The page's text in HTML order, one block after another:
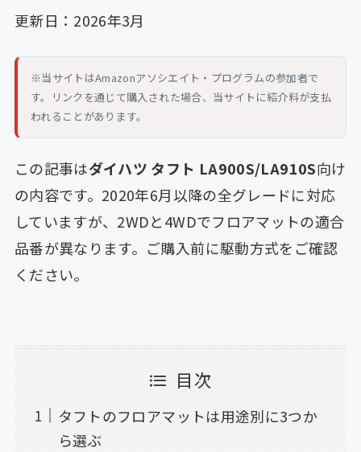
更新日：2026年3月
※当サイトはAmazonアソシエイト・プログラムの参加者で
す。リンクを通じて購入された場合、当サイトに紹介料が支払
われることがあります。
この記事はダイハツ タフト LA900S/LA910S向け
の内容です。2020年6月以降の全グレードに対応
していますが、2WDと4WDでフロアマットの適合
品番が異なります。ご購入前に駆動方式をご確認
ください。
目次
タフトのフロアマットは用途別に3つか
ら選ぶ